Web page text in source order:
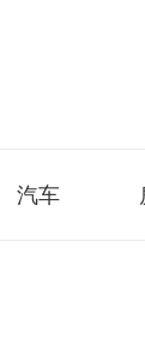
汽车